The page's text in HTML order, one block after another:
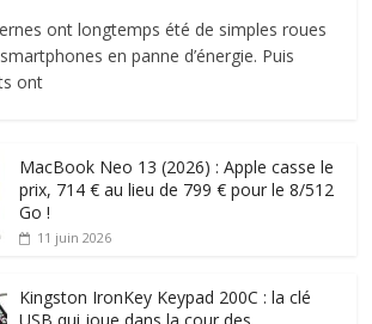
ont longtemps été de simples roues
en panne d’énergie. Puis
ont
MacBook Neo 13 (2026) : Apple casse le
prix, 714 € au lieu de 799 € pour le 8/512
Go !
11 juin 2026
Kingston IronKey Keypad 200C : la clé